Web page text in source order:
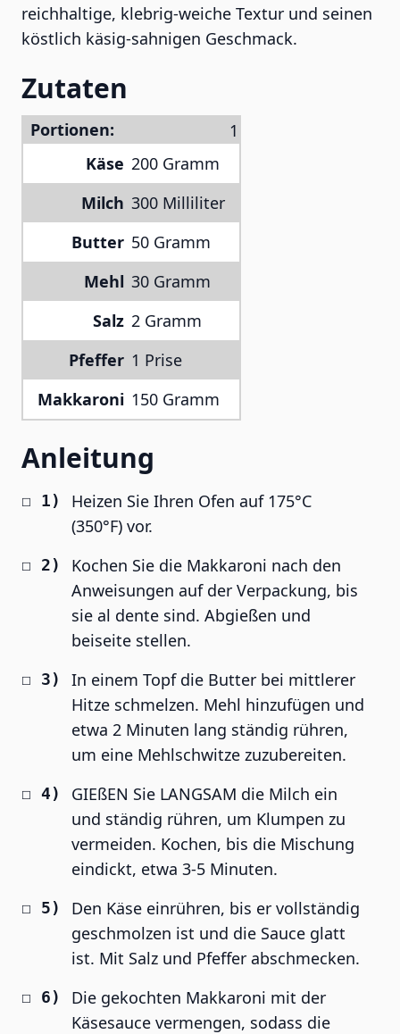
reichhaltige, klebrig-weiche Textur und seinen
köstlich käsig-sahnigen Geschmack.
Zutaten
Portionen:
Käse 200 Gramm
Milch 300 Milliliter
Butter 50 Gramm
Mehl 30 Gramm
Salz 2 Gramm
Pfeffer 1 Prise
Makkaroni 150 Gramm
Anleitung
Heizen Sie Ihren Ofen auf 175°C
(350°F) vor.
Kochen Sie die Makkaroni nach den
Anweisungen auf der Verpackung, bis
sie al dente sind. Abgießen und
beiseite stellen.
In einem Topf die Butter bei mittlerer
Hitze schmelzen. Mehl hinzufügen und
etwa 2 Minuten lang ständig rühren,
um eine Mehlschwitze zuzubereiten.
GIEßEN Sie LANGSAM die Milch ein
und ständig rühren, um Klumpen zu
vermeiden. Kochen, bis die Mischung
eindickt, etwa 3-5 Minuten.
Den Käse einrühren, bis er vollständig
geschmolzen ist und die Sauce glatt
ist. Mit Salz und Pfeffer abschmecken.
Die gekochten Makkaroni mit der
Käsesauce vermengen, sodass die